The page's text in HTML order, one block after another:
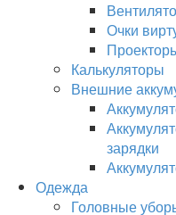
Очки
Калькуляторы
Внешние
зарядки
Одежда
Головные